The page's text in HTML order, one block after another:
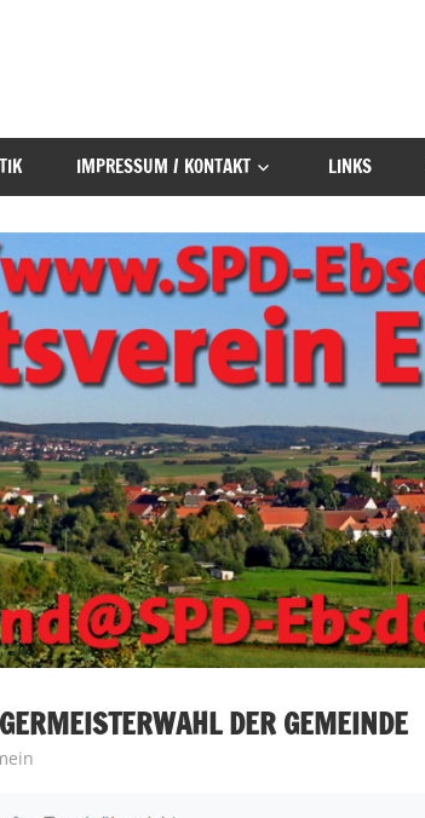
IMPRESSUM / KONTAKT LINKS
DER GEMEINDE